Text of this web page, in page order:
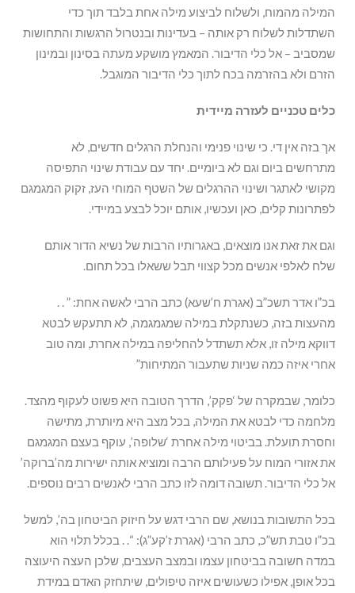
המילה מהמוח, ולשלוח לביצוע מילה אחת בלבד תוך כדי
השתדלות לשלוח רק אותה – בעדינות ובנטרול הרגשות והתחושות
שמסביב – אל כלי הדיבור. המאמץ מושקע מעתה בסינון ובמינון
הזרם ולא בהזרמה בכח לתוך כלי הדיבור המוגבל.
כלים טכניים לעזרה מיידית
אך בזה אין די. כי שינוי פנימי והנחלת הרגלים חדשים, לא
מתרחשים ביום וגם לא ביומיים. יחד עם עבודת שינוי התפיסה
מקושי לאתגר ושינוי ההרגלים של השטף המוחי העז, זקוק המגמגם
לפתרונות קלים, כאן ועכשיו, אותם יוכל לבצע במיידי.
וגם את זאת אנו מוצאים, באגרותיו הרבות של נשיא הדור אותם
שלח לאלפי אנשים מכל קצווי תבל ששאלו בכל תחום.
בכ”ו אדר תשכ”ב (אגרת ח’שעא) כתב הרבי לאשה אחת: ” . .
מהעצות בזה, כשנתקלת במילה שמגמגמה, לא תתעקש לבטא
דווקא מילה זו, אלא תשתדל להחליפה במילה אחרת, ומה טוב
אחרי איזה כמה שניות שתעבור המתיחות”
כלומר, שבמקרה של ‘פקק’, הדרך הטובה היא פשוט לעקוף מהצד.
מלחמה כדי לבטא את המילה, בכל מצב היא מיותרת, מתישה
וחסרת תועלת. בביטוי מילה אחרת ‘שלופה’, עוקף בעצם המגמגם
את אזורי המוח על פעילותם הרבה ומוציא אותה ישירות מה’ברוקה’
אל כלי הדיבור. תשובה דומה לזו כתב הרבי לאנשים רבים נוספים.
בכל התשובות בנושא, שם הרבי דגש על חיזוק הביטחון בה’, למשל
בכ”ו טבת תש”כ, כתב הרבי (אגרת ז’קע”ג): “. . בכלל תלוי הוא
במדה חשובה בביטחון עצמו ובמצב העצבים, שלכן העצה היעוצה
בכל אופן, אפילו כשעושים איזה טיפולים, שיתחזק האדם במידת